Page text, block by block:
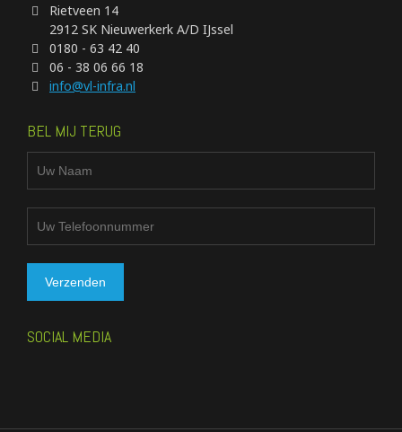
Rietveen 14
2912 SK Nieuwerkerk A/D IJssel
0180 - 63 42 40
06 - 38 06 66 18
info@vl-infra.nl
BEL MIJ TERUG
SOCIAL MEDIA